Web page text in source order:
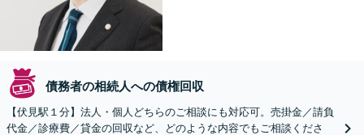
債務者の相続人への債権回収
【伏見駅１分】法人・個人どちらのご相談にも対応可。売掛金／請負
代金／診療費／貸金の回収など、どのような内容でもご相談くださ